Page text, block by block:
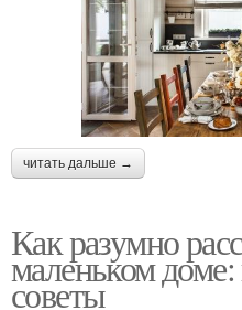
читать дальше →
Как разумно
маленьком
советы